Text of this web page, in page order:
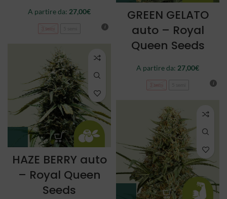
A partire da: 27,00€
3 semi
GREEN GELATO
auto – Royal
Queen Seeds
A partire da: 27,00€
3 semi
HAZE BERRY auto
– Royal Queen
Seeds